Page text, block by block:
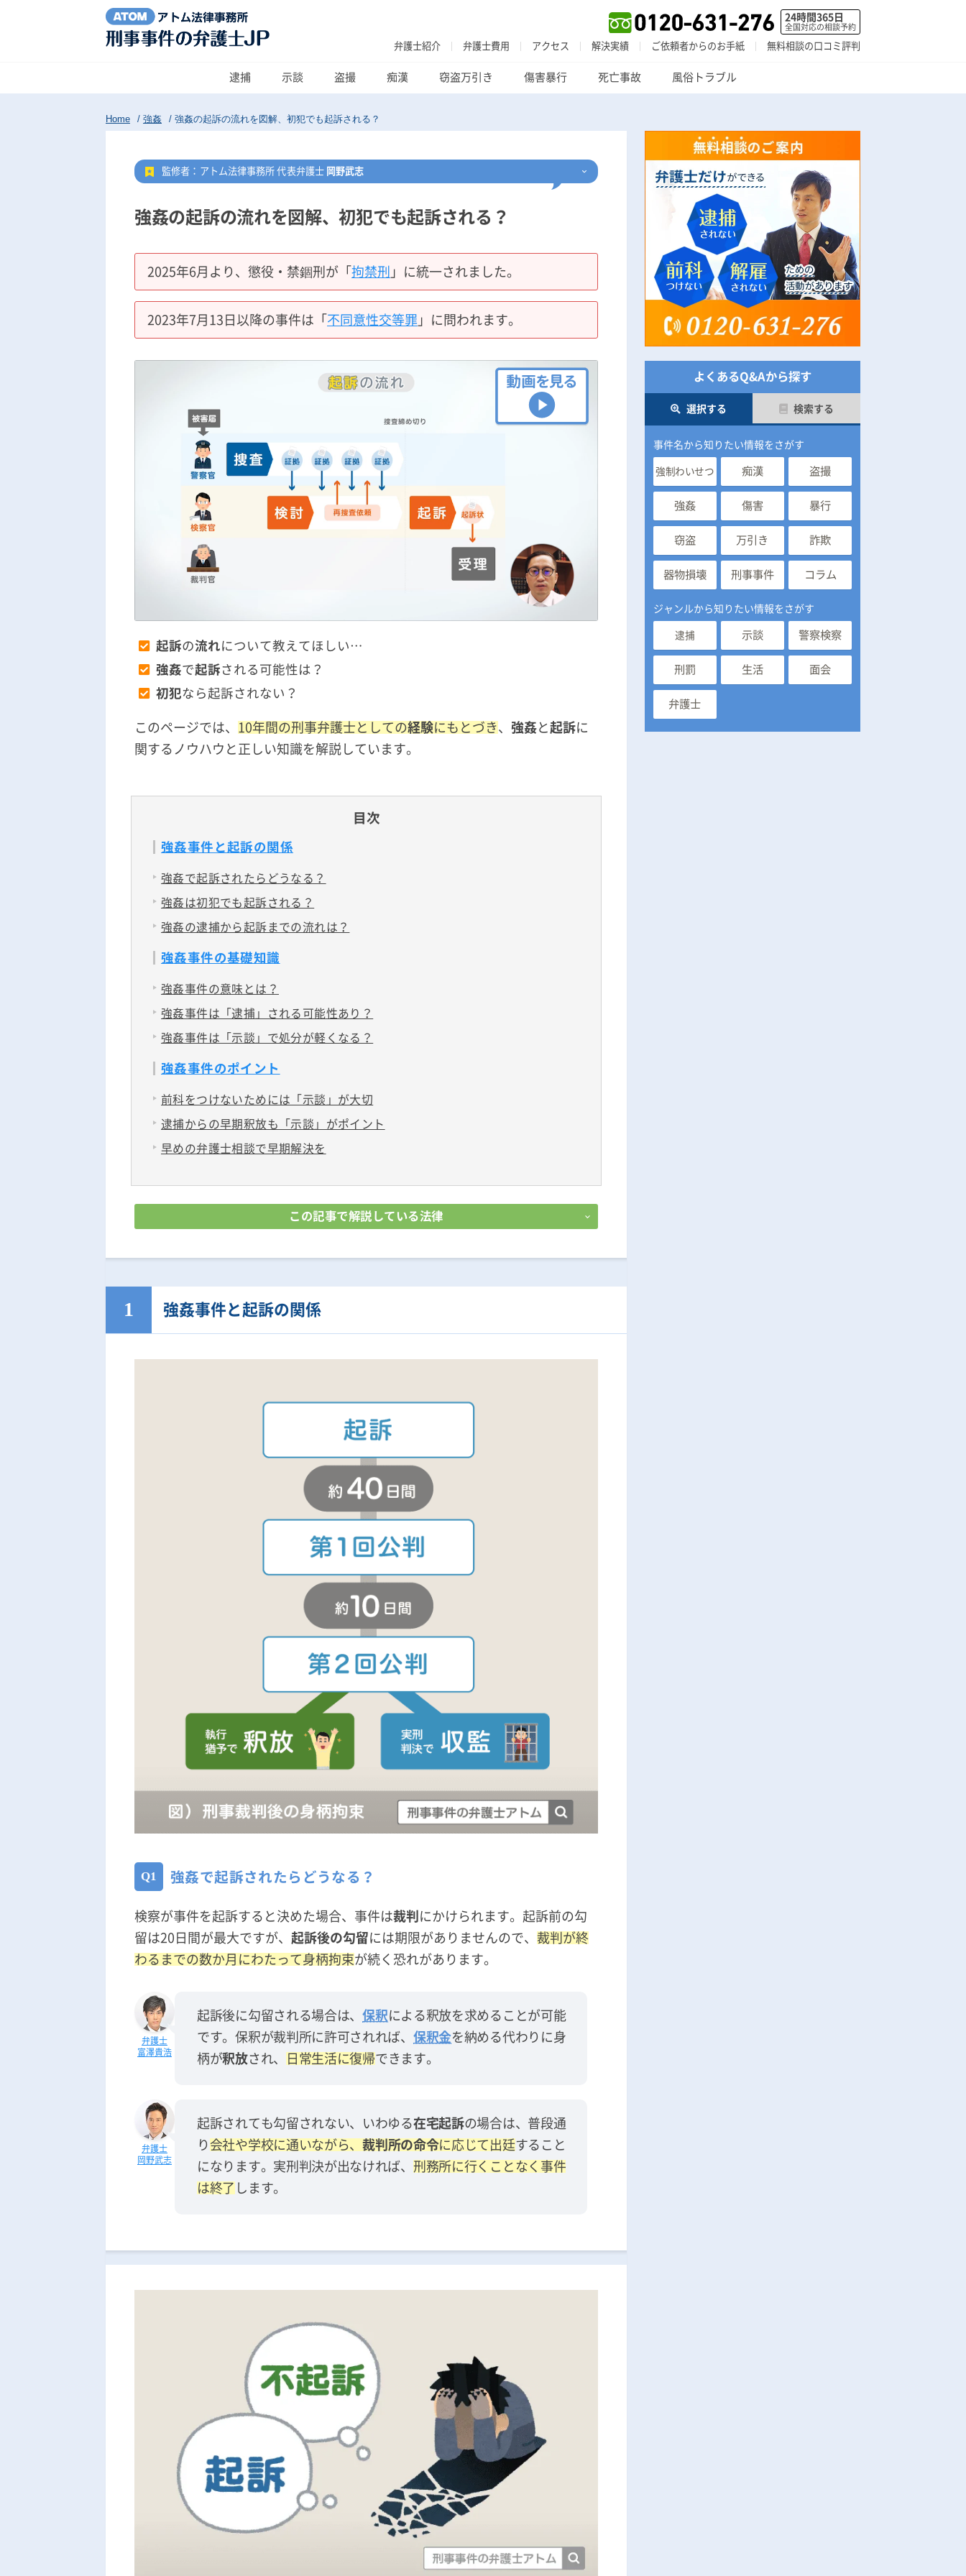
24時間365日
全国対応の相談予約
弁護士紹介 弁護士費用 アクセス 解決実績 ご依頼者からのお手紙 無料相談の口コミ評判
刑事事件でお困りの方
刑事事件の無料相談
家族が逮捕された方はこちら
アトムについて
弁護士費用
アクセス
逮捕 示談 盗撮 痴漢 窃盗万引き 傷害暴行 死亡事故 風俗トラブル
Home / 強姦 / 強姦の起訴の流れを図解、初犯でも起訴される？
監修者：アトム法律事務所 代表弁護士 岡野武志
強姦の起訴の流れを図解、初犯でも起訴される？
2025年6月より、懲役・禁錮刑が「 拘禁刑 」に統一されました。
2023年7月13日以降の事件は「 不同意性交等罪 」に問われます。
起訴の流れについて教えてほしい…
強姦で起訴される可能性は？
初犯なら起訴されない？
このページでは、 10年間の刑事弁護士としての経験にもとづき、 強姦と 起訴に
関するノウハウと正しい知識を解説しています。
目次
強姦事件と起訴の関係
強姦で起訴されたらどうなる？
強姦は初犯でも起訴される？
強姦の逮捕から起訴までの流れは？
強姦事件の基礎知識
強姦事件の意味とは？
強姦事件は「逮捕」される可能性あり？
強姦事件は「示談」で処分が軽くなる？
強姦事件のポイント
前科をつけないためには「示談」が大切
逮捕からの早期釈放も「示談」がポイント
早めの弁護士相談で早期解決を
この記事で解説している法律
強姦事件と起訴の関係
強姦で起訴されたらどうなる？
検察が事件を起訴すると決めた場合、事件は裁判 にかけられます。起訴前の勾
留は20日間が最大ですが、 起訴後の勾留には期限がありませんので、 裁判が終
わるまでの数か月にわたって身柄拘束が続く恐れがあります。
富澤貴浩
起訴後に勾留される場合は、保釈による釈放を求めることが可能
です。保釈が裁判所に許可されれば、 保釈金を納める代わりに身
柄が釈放され、 日常生活に復帰できます。
岡野武志
起訴されても勾留されない、いわゆる在宅起訴の場合は、普段通
り 会社や学校に通いながら、裁判所の命令に応じて出廷すること
になります。実刑判決が出なければ、 刑務所に行くことなく事件
は終了 します。
よくあるQ&Aから探す
選択する 検索する
事件名から知りたい情報をさがす
強制わいせつ 痴漢 盗撮
強姦 傷害 暴行
窃盗 万引き 詐欺
器物損壊 刑事事件 コラム
ジャンルから知りたい情報をさがす
逮捕 示談 警察検察
刑罰 生活 面会
弁護士